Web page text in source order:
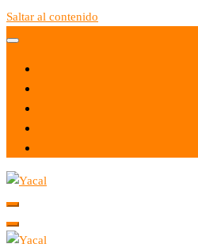
Saltar al contenido